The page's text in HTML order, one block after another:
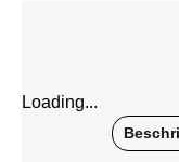
Loading...